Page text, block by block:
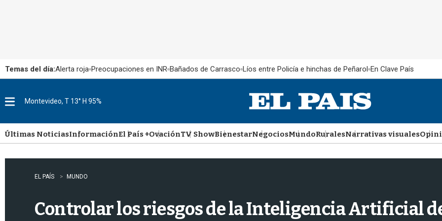
Temas del día:Alerta roja Preocupaciones en INR Bañados de Carrasco Líos entre Policía e hinchas de Peñarol En Clave País
u
Montevideo, T 13° H 95%
Últimas NoticiasInformaciónEl País +OvaciónTV ShowBienestarNegociosMundoRuralesNarrativas visuales
EL PAÍS MUNDO
Controlar los riesgos de la Inteligencia Artificial